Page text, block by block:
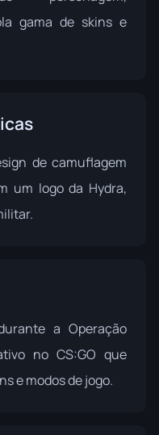
gama de skins e
de camuflagem
um logo da Hydra,
a Operação
no CS:GO que
e modos de jogo.